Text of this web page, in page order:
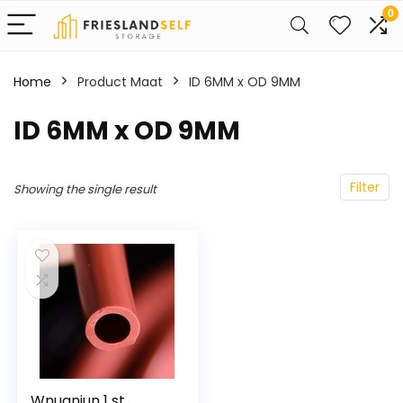
0
Home Product Maat ID 6MM x OD 9MM
ID 6MM x OD 9MM
Filter
Showing the single result